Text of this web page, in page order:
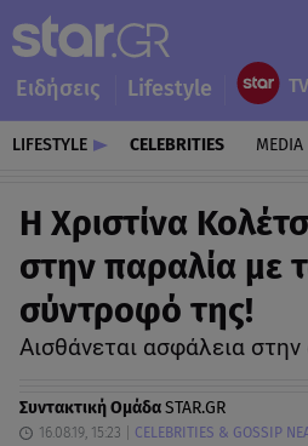
Ειδήσεις Lifestyle
LIFESTYLE CELEBRITIES MEDIA
Η Χριστίνα
στην παραλία με
σύντροφό της!
Αισθάνεται ασφάλεια
Συντακτική ΟμάδαSTAR.GR
16.08.19, 15:23 CELEBRITIES & GOSSIP